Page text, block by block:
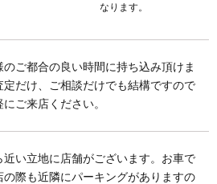
なります。
のご都合の良い時間に持ち込み頂けま
だけ、
ご相談だけでも結構ですので
にご来店ください。
近い立地に店舗がございます。お車で
の際も近隣にパーキングがありますの